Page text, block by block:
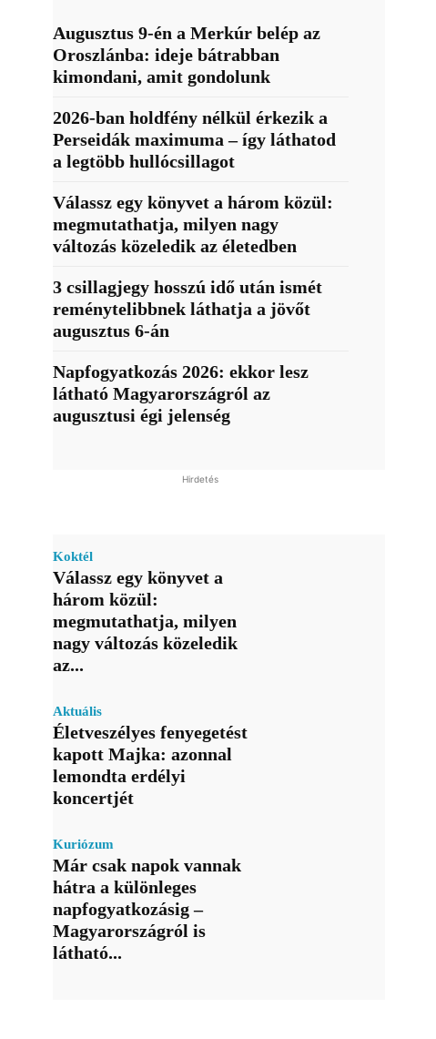
Augusztus 9-én a Merkúr belép az
Oroszlánba: ideje bátrabban
kimondani, amit gondolunk
2026-ban holdfény nélkül érkezik a
Perseidák maximuma – így láthatod
a legtöbb hullócsillagot
Válassz egy könyvet a három közül:
megmutathatja, milyen nagy
változás közeledik az életedben
3 csillagjegy hosszú idő után ismét
reménytelibbnek láthatja a jövőt
augusztus 6-án
Napfogyatkozás 2026: ekkor lesz
látható Magyarországról az
augusztusi égi jelenség
Hirdetés
Koktél
Válassz egy könyvet a
három közül:
megmutathatja, milyen
nagy változás közeledik
az...
Aktuális
Életveszélyes fenyegetést
kapott Majka: azonnal
lemondta erdélyi
koncertjét
Kuriózum
Már csak napok vannak
hátra a különleges
napfogyatkozásig –
Magyarországról is
látható...